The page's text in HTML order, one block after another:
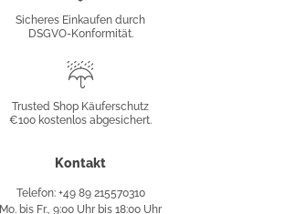
Sicheres Einkaufen durch
DSGVO-Konformität.
Käuferschutz
Trusted Shop Käuferschutz
€100 kostenlos abgesichert.
Kontakt
Telefon: +49 89 215570310
Mo. bis Fr., 9:00 Uhr bis 18:00 Uhr